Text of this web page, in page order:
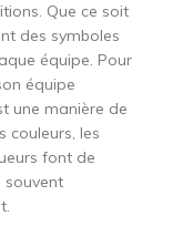
Que ce soit
des symboles
équipe. Pour
équipe
une manière de
couleurs, les
font de
souvent